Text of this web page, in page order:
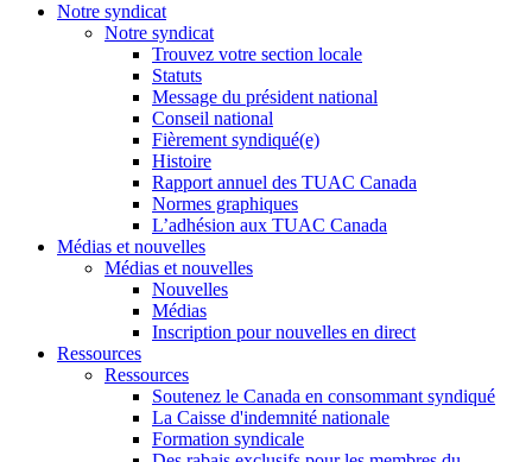
Notre syndicat
Notre syndicat
Trouvez votre section locale
Statuts
Message du président national
Conseil national
Fièrement syndiqué(e)
Histoire
Rapport annuel des TUAC Canada
Normes graphiques
L’adhésion aux TUAC Canada
Médias et nouvelles
Médias et nouvelles
Nouvelles
Médias
Inscription pour nouvelles en direct
Ressources
Ressources
Soutenez le Canada en consommant syndiqué
La Caisse d'indemnité nationale
Formation syndicale